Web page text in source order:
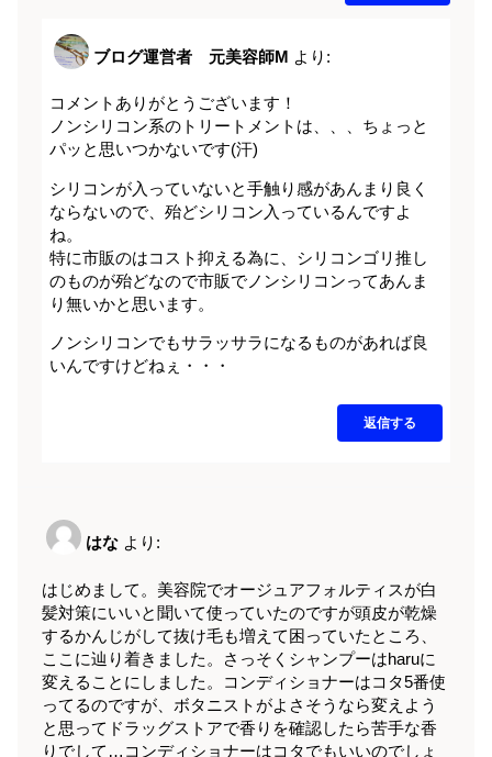
ブログ運営者 元美容師M より:
コメントありがとうございます！
ノンシリコン系のトリートメントは、、、ちょっと
パッと思いつかないです(汗)
シリコンが入っていないと手触り感があんまり良く
ならないので、殆どシリコン入っているんですよ
ね。
特に市販のはコスト抑える為に、シリコンゴリ推し
のものが殆どなので市販でノンシリコンってあんま
り無いかと思います。
ノンシリコンでもサラッサラになるものがあれば良
いんですけどねぇ・・・
返信する
はな より:
はじめまして。美容院でオージュアフォルティスが白
髪対策にいいと聞いて使っていたのですが頭皮が乾燥
するかんじがして抜け毛も増えて困っていたところ、
ここに辿り着きました。さっそくシャンプーはharuに
変えることにしました。コンディショナーはコタ5番使
ってるのですが、ボタニストがよさそうなら変えよう
と思ってドラッグストアで香りを確認したら苦手な香
りでして…コンディショナーはコタでもいいのでしょ